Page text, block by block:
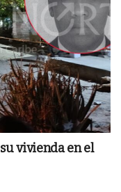
vivienda en el